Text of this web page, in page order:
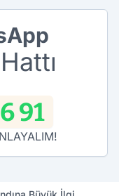
91